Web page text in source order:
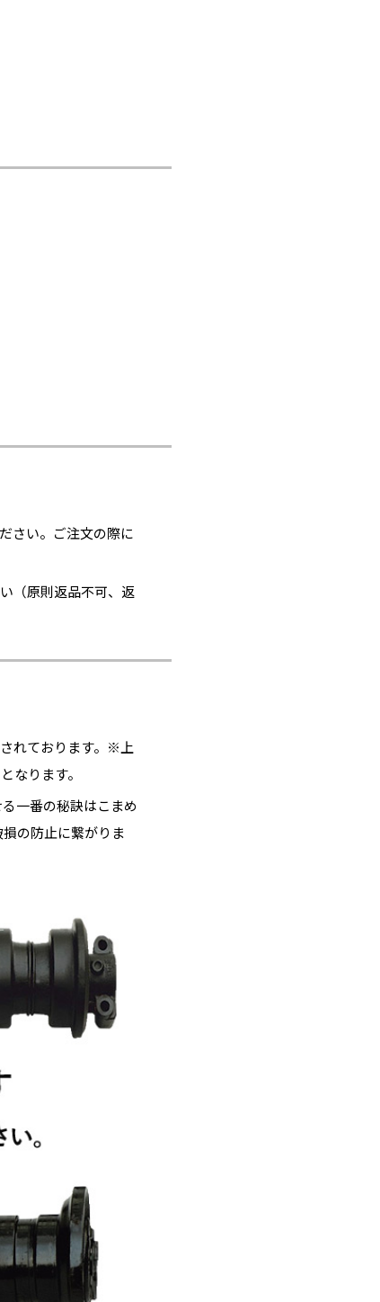
さい。ご注文の際に
（原則返品不可、返
れております。※上
となります。
一番の秘訣はこまめ
の防止に繋がりま